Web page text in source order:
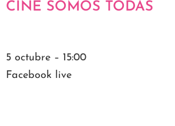
CINE SOMOS TODAS
5 octubre – 15:00
Facebook live